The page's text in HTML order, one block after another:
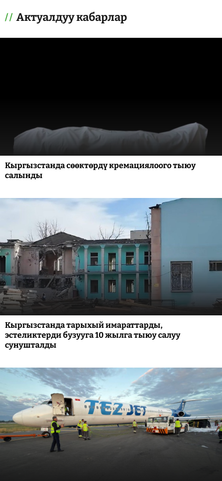
Актуалдуу кабарлар
Кыргызстанда сөөктөрдү кремациялоого тыюу
салынды
Кыргызстанда тарыхый имараттарды,
эстеликтерди бузууга 10 жылга тыюу салуу
сунушталды